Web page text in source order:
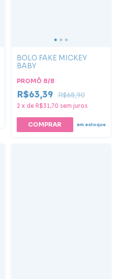
BOLO FAKE MICKEY
BABY
PROMÔ 8/8
R$63,39 R$68,90
2 x de R$31,70 sem juros
em estoque